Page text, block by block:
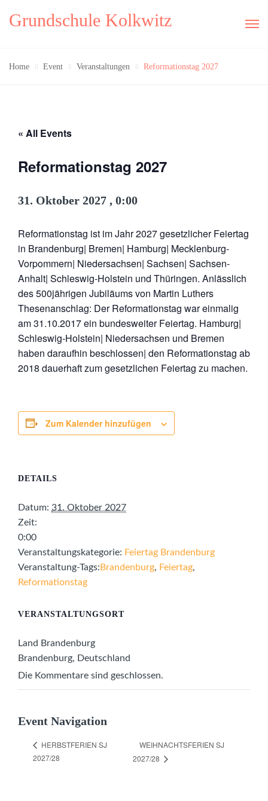
Grundschule Kolkwitz
Home Event Veranstaltungen Reformationstag 2027
« All Events
Reformationstag 2027
31. Oktober 2027 , 0:00
Reformationstag ist im Jahr 2027 gesetzlicher Feiertag
in Brandenburg| Bremen| Hamburg| Mecklenburg-
Vorpommern| Niedersachsen| Sachsen| Sachsen-
Anhalt| Schleswig-Holstein und Thüringen. Anlässlich
des 500jährigen Jubiläums von Martin Luthers
Thesenanschlag: Der Reformationstag war einmalig
am 31.10.2017 ein bundesweiter Feiertag. Hamburg|
Schleswig-Holstein| Niedersachsen und Bremen
haben daraufhin beschlossen| den Reformationstag ab
2018 dauerhaft zum gesetzlichen Feiertag zu machen.
Zum Kalender hinzufügen
DETAILS
Datum: 31. Oktober 2027
Zeit:
0:00
Veranstaltungskategorie: Feiertag Brandenburg
Veranstaltung-Tags:Brandenburg, Feiertag,
Reformationstag
VERANSTALTUNGSORT
Land Brandenburg
Brandenburg, Deutschland
Die Kommentare sind geschlossen.
Event Navigation
HERBSTFERIEN SJ
2027/28
WEIHNACHTSFERIEN SJ
2027/28